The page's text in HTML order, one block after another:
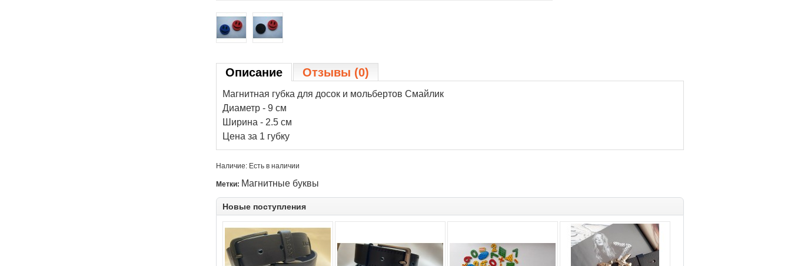
Описание Отзывы (0)
Магнитная губка для досок и мольбертов Смайлик
Диаметр - 9 см
Ширина - 2.5 см
Цена за 1 губку
Наличие: Есть в наличии
Метки: Магнитные буквы
Новые поступления